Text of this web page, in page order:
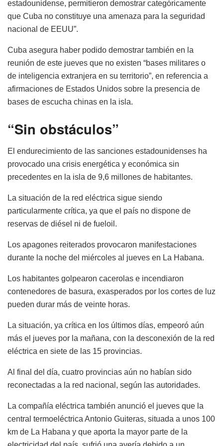
estadounidense, permitieron demostrar categóricamente
que Cuba no constituye una amenaza para la seguridad
nacional de EEUU”.
Cuba asegura haber podido demostrar también en la
reunión de este jueves que no existen “bases militares o
de inteligencia extranjera en su territorio”, en referencia a
afirmaciones de Estados Unidos sobre la presencia de
bases de escucha chinas en la isla.
“Sin obstáculos”
El endurecimiento de las sanciones estadounidenses ha
provocado una crisis energética y económica sin
precedentes en la isla de 9,6 millones de habitantes.
La situación de la red eléctrica sigue siendo
particularmente crítica, ya que el país no dispone de
reservas de diésel ni de fueloil.
Los apagones reiterados provocaron manifestaciones
durante la noche del miércoles al jueves en La Habana.
Los habitantes golpearon cacerolas e incendiaron
contenedores de basura, exasperados por los cortes de luz
pueden durar más de veinte horas.
La situación, ya crítica en los últimos días, empeoró aún
más el jueves por la mañana, con la desconexión de la red
eléctrica en siete de las 15 provincias.
Al final del día, cuatro provincias aún no habían sido
reconectadas a la red nacional, según las autoridades.
La compañía eléctrica también anunció el jueves que la
central termoeléctrica Antonio Guiteras, situada a unos 100
km de La Habana y que aporta la mayor parte de la